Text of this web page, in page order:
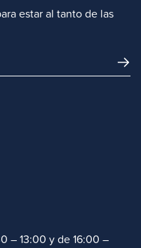
estar al tanto de las
– 13:00 y de 16:00 –